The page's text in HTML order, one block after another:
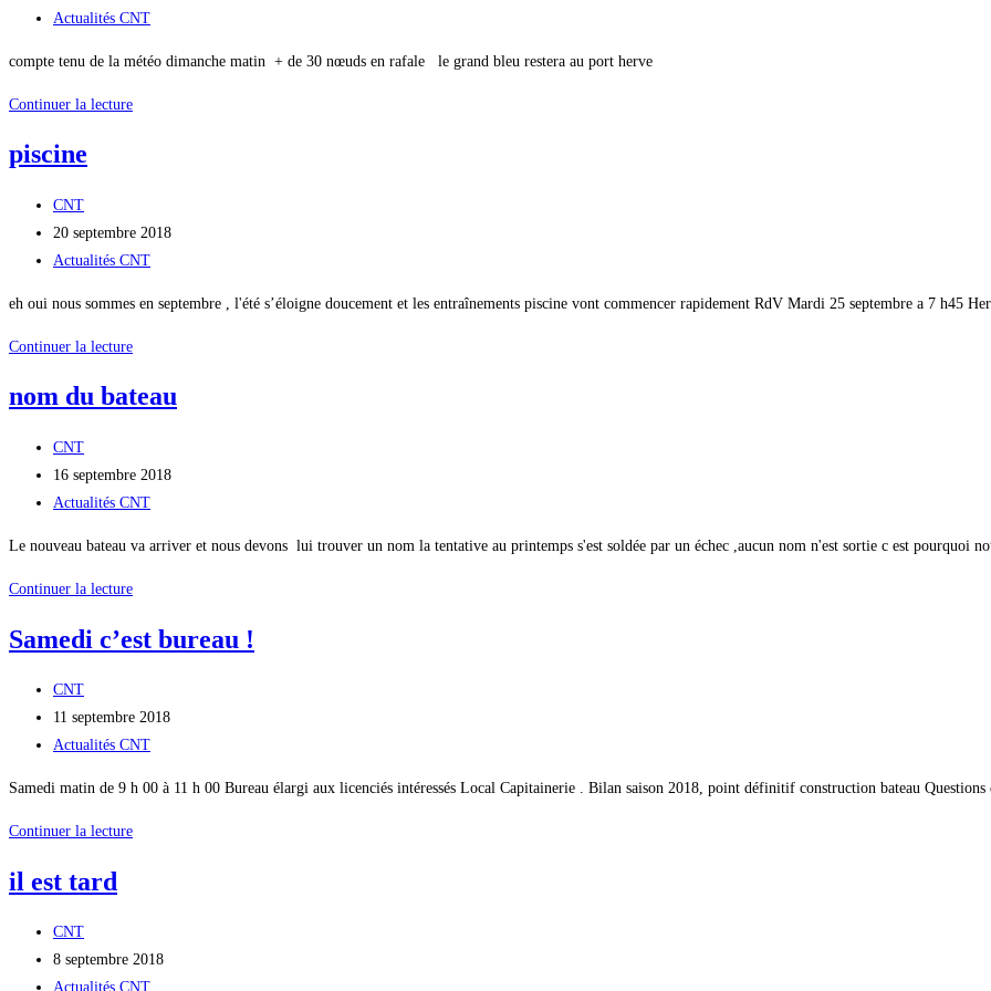
la
publiée :
Post
Actualités CNT
compte tenu de la météo dimanche matin + de 30 nœuds en rafale le grand bleu restera au port herve
Continuer la lectureSortie
piscine
Auteur/autrice
de
la
CNT
Publication
publiée :
20 septembre 2018
Post
Actualités CNT
eh oui nous sommes en septembre , l'été s’éloigne doucement et les entraînements piscine vont commencer rapidement RdV Mardi 25 septembre a 7 h45
Continuer la lecturepiscine
nom du bateau
Auteur/autrice
de
la
CNT
Publication
publiée :
16 septembre 2018
Post
Actualités CNT
Le nouveau bateau va arriver et nous devons lui trouver un nom la tentative au printemps s'est soldée par un échec ,aucun nom n'est sortie c est pourquoi
Continuer la lecturenom
bateau
Samedi c’est bureau !
Auteur/autrice
de
la
CNT
Publication
publiée :
11 septembre 2018
Post
Actualités CNT
Samedi matin de 9 h 00 à 11 h 00 Bureau élargi aux licenciés intéressés Local Capitainerie . Bilan saison 2018, point définitif construction bateau
Continuer la lectureSamedi
il est tard
Auteur/autrice
de
la
CNT
Publication
publiée :
8 septembre 2018
Post
Actualités CNT